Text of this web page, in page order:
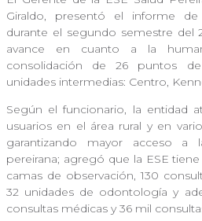
Giraldo, presentó el informe
durante el segundo semestre del
avance en cuanto a la
consolidación de 26 puntos
unidades intermedias: Centro,
Según el funcionario, la entidad
usuarios en el área rural y en
garantizando mayor acceso
pereirana; agregó que la ESE
camas de observación, 130
32 unidades de odontología y
consultas médicas y 36 mil